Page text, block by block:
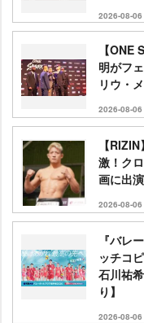
2026-08-
【ONE
明がフ
リウ・
2026-08-
【
激！ク
画に出演
2026-08-
『バレ
ッチコ
石川祐
り】
2026-08-